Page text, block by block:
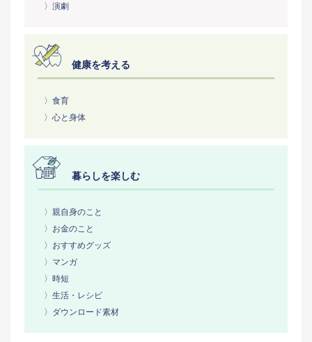
〉演劇
健康を考える
〉食育
〉心と身体
暮らしを楽しむ
〉親自身のこと
〉お金のこと
〉おすすめグッズ
〉マンガ
〉時短
〉生活・レシピ
〉ダウンロード素材